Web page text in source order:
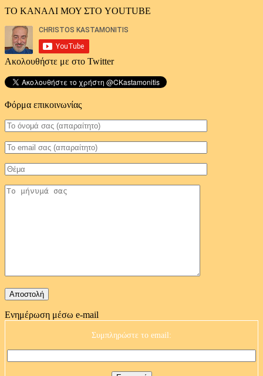
ΤΟ ΚΑΝΑΛΙ ΜΟΥ ΣΤΟ YOUTUBE
Ακολουθήστε με στο Twitter
Φόρμα επικοινωνίας
Ενημέρωση μέσω e-mail
Συμπληρώστε το email: